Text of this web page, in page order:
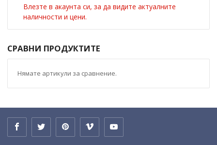
Влезте в акаунта си, за да видите актуалните
наличности и цени.
СРАВНИ ПРОДУКТИТЕ
Нямате артикули за сравнение.